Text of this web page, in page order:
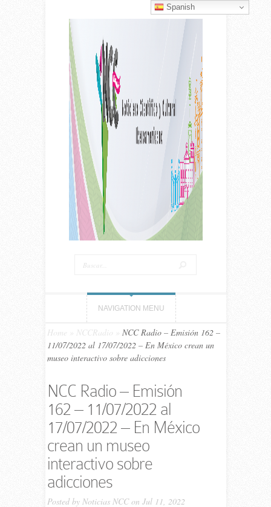
NAVIGATION MENU
Home NCCRadio
NCC Ra­dio – Emi­sión 162 –
11/07/​2022 al 17/07/​2022 – En México crean un
museo interactivo sobre adicciones
NCC Ra­dio – Emi­sión
162 – 11/07/​2022 al
17/07/​2022 – En México
crean un museo
interactivo sobre
adicciones
Posted by Noticias NCCon Jul 11, 2022
Spanish